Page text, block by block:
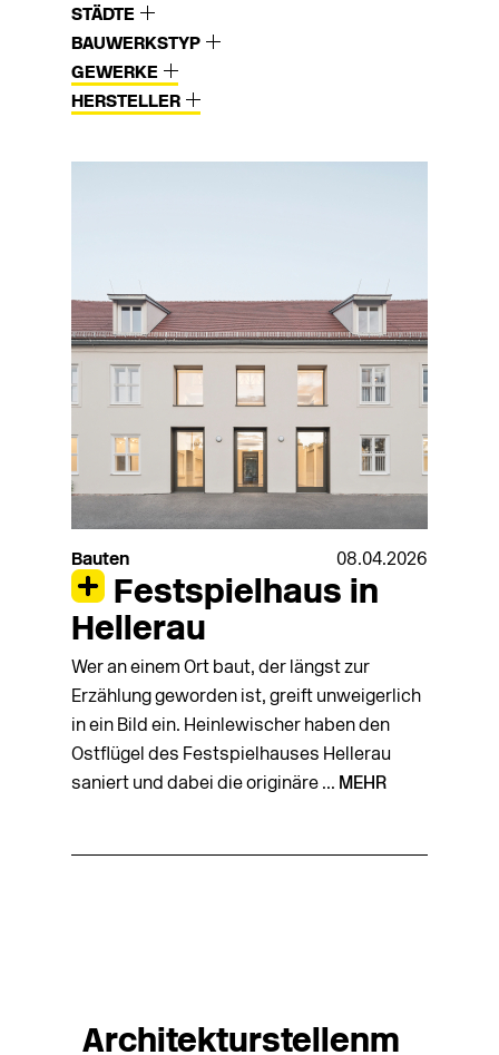
STÄDTE
BAUWERKSTYP
GEWERKE
HERSTELLER
Bauten 08.04.2026
Festspielhaus in
Hellerau
Wer an einem Ort baut, der längst zur
Erzählung geworden ist, greift unweigerlich
in ein Bild ein. Heinlewischer haben den
Ostflügel des Festspielhauses Hellerau
saniert und dabei die originäre ... MEHR
Architekturstellenm